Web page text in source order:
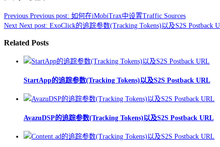
Previous Previous post: 如何在iMobiTrax中设置Traffic Sources
Next Next post: ExoClick的追踪参数(Tracking Tokens)以及S2S Postback
Related Posts
StartApp的追踪参数(Tracking Tokens)以及S2S Postback URL
AvazuDSP的追踪参数(Tracking Tokens)以及S2S Postback URL